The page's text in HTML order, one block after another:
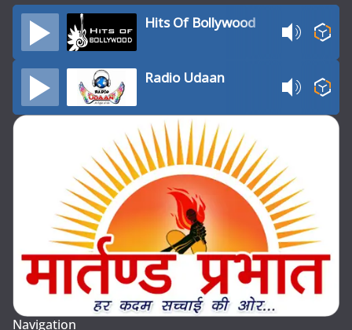
Hits Of Bollywood
Radio Udaan
Navigation